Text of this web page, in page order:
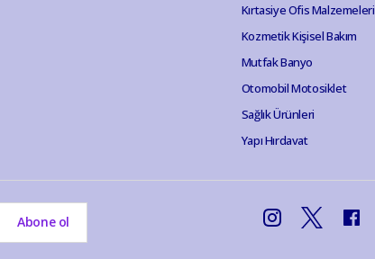
Kırtasiye Ofis Malzemeleri
Kozmetik Kişisel Bakım
Mutfak Banyo
Otomobil Motosiklet
Sağlık Ürünleri
Yapı Hırdavat
Abone ol